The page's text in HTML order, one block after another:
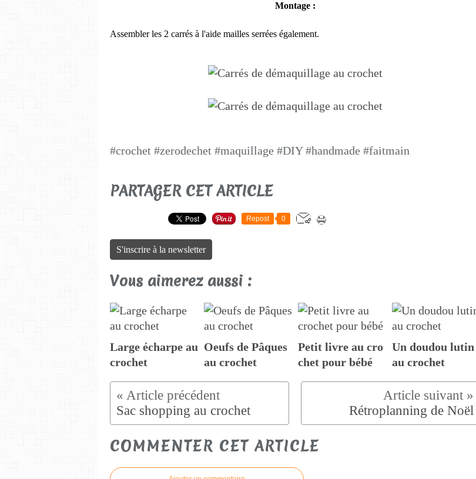
Montage :
Assembler les 2 carrés à l'aide mailles serrées également.
#crochet #zerodechet #maquillage #DIY #handmade #faitmain
PARTAGER CET ARTICLE
Repost 0
S'inscrire à la newsletter
Vous aimerez aussi :
Large écharpe au
crochet
Oeufs de Pâques
au crochet
Petit livre au cro
chet pour bébé
Un doudou lutin
au crochet
Sac shopping au crochet Rétroplanning de Noël
COMMENTER CET ARTICLE